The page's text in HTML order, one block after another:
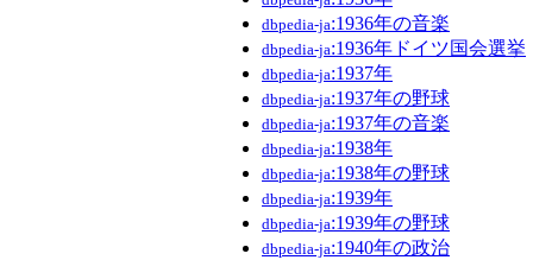
dbpedia-ja:1936年の音楽
dbpedia-ja:1936年ドイツ国会選挙
dbpedia-ja:1937年
dbpedia-ja:1937年の野球
dbpedia-ja:1937年の音楽
dbpedia-ja:1938年
dbpedia-ja:1938年の野球
dbpedia-ja:1939年
dbpedia-ja:1939年の野球
dbpedia-ja:1940年の政治